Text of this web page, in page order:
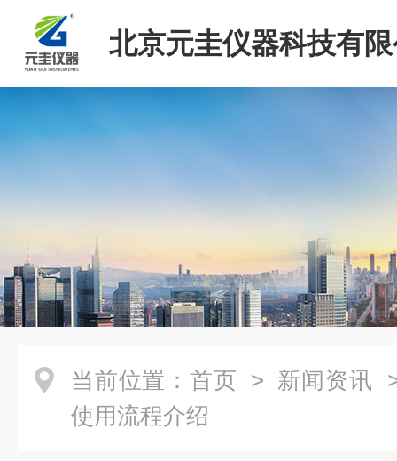
北京元圭仪器科技有
当前位置： 首页 > 新闻资讯
使用流程介绍